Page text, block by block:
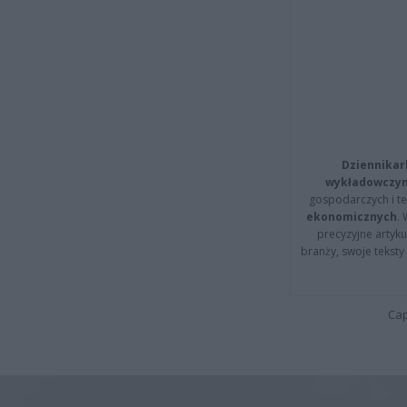
gospodarczych i
ekonomicznych.
precyzyjne
branży, swoje